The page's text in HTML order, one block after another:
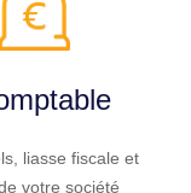
liasse fiscale et
votre société